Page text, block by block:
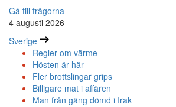
Gå till frågorna
4 augusti 2026
Sverige
Regler om värme
Hösten är här
Fler brottslingar grips
Billigare mat i affären
Man från gäng dömd i Irak